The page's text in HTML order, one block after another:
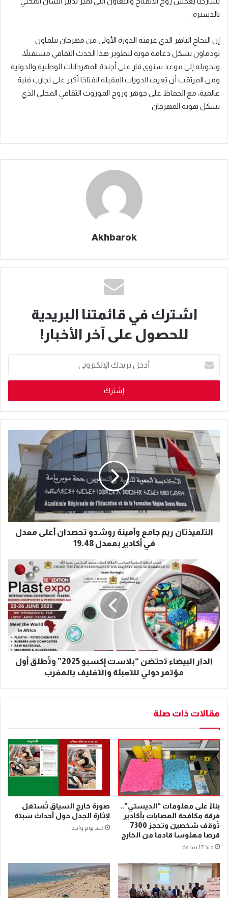
بالدشيرة.
إن النجاح الباهر الذي عرفته الدورة الأولى من مهرجان بيلماون
بودماون يشكل دعامة قوية لتطوير هذا الحدث الثقافي مستقبلاً،
وتحويله إلى موعد سنوي قار على أجندة المهرجانات الوطنية والدولية.
ومن المرتقب أن تعرف الدورات المقبلة انفتاحًا أكبر على تجارب فنية
عالمية، مع الحفاظ على جوهر وروح الموروث الثقافي المحلي الذي
يشكل هوية المهرجان
Akhbarok
اشترك في قائمتنا البريدية
للحصول على آخر الأخبار!
بريدك
الإلكتروني
التلميذتان ريم جامع وأمينة روشدو تحصدان أعلى معدل
في أكادير بمعدل 19.48
الدار البيضاء تحتضن “بلاست إكسبو 2025” وتُطلق أول
مؤتمر دولي للتعبئة والتغليف بالمغرب
مقالات ذات صلة
بناءً على معلومات “الديستي”..
فرقة مكافحة العصابات بأكادير
تُوقف شخصين وتحجز 7300
قرصا مهلوسا قادما من الخارج
منذ 17 ساعة
صورة خارج السياق تُستغل
لإثارة الجدل حول أحداث سبتة
منذ يوم واحد